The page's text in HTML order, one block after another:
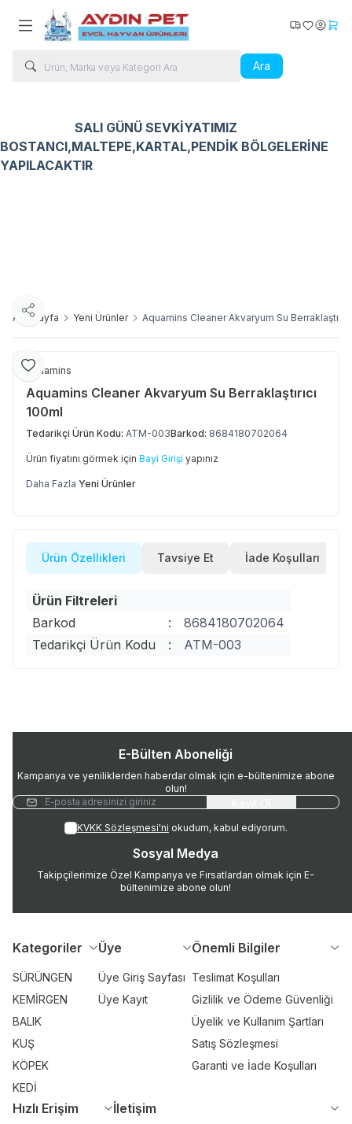
Ara
Kargo Takip
Favorilerim
SALI GÜNÜ SEVKİYATIMIZ
BOSTANCI,MALTEPE,KARTAL,PENDİK BÖLGELERİNE
YAPILACAKTIR
Ana Sayfa Yeni Ürünler Aquamins Cleaner Akvaryum Su
Favoriye Ekle
Paylaş
Aquamins
Aquamins Cleaner Akvaryum Su Berraklaştırıcı
100ml
Tedarikçi Ürün Kodu: ATM-003Barkod: 8684180702064
Ürün fiyatını görmek için Bayi Girişi yapınız
Daha Fazla Yeni Ürünler
Ürün Özellikleri Tavsiye Et İade Koşulları
Ürün Filtreleri
Barkod
:
8684180702064
Tedarikçi Ürün Kodu
: ATM-003
E-Bülten Aboneliği
Kampanya ve yeniliklerden haberdar olmak için e-bültenimize abone
olun!
KVKK Sözleşmesi'ni okudum, kabul ediyorum.
Sosyal Medya
Takipçilerimize Özel Kampanya ve Fırsatlardan olmak için E-
bültenimize abone olun!
Kategoriler
SÜRÜNGEN
KEMİRGEN
BALIK
KUŞ
KÖPEK
KEDİ
Üye
Üye Giriş Sayfası
Üye Kayıt
Önemli Bilgiler
Teslimat Koşulları
Gizlilik ve Ödeme Güvenliği
Üyelik ve Kullanım Şartları
Satış Sözleşmesi
Garanti ve İade Koşulları
Hızlı Erişim İletişim